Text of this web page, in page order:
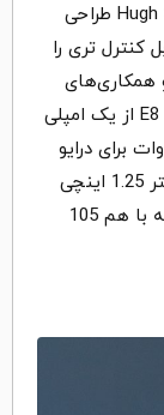
هدایت امواج EBM که توسط مهندس Hugh Sarvis طراحی
تری را
همکاری‌های
چند نفره این محصول را ایده آل می‌سازد. E8 XT از یک امپلی
فایر 2-way کلاس A/B با مجموع قدرت 140 وات برای درایو
کردن ووفر 8 اینچی از جنس کامپوزیت و تویتر 1.25 اینچی
ابریشمی با جرم بسیار کم استفاده می‌کند، که با هم 105